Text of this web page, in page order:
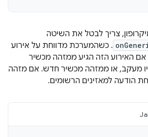
צריך לבטל את השיטה
. כשהמערכת מדווחת על אירוע
אם האירוע הזה הגיע ממזהה מכשיר
מעקב, או ממזהה מכשיר חדש. אם מזהה
הודעה למאזינים הרשומים.